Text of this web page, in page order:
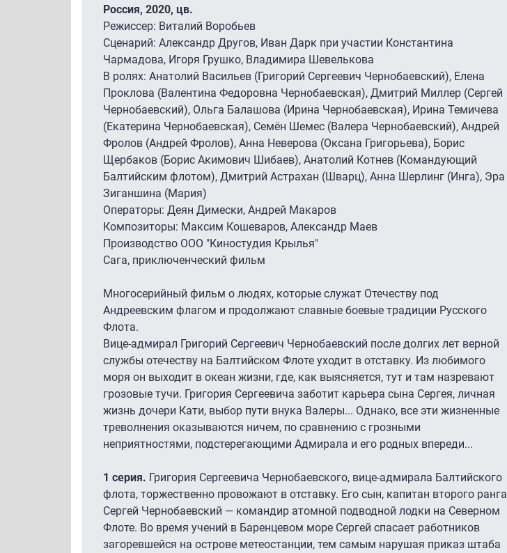
Россия, 2020, цв.
Режиссер: Виталий Воробьев
Cценарий: Александр Другов, Иван Дарк при участии Константина
Чармадова, Игоря Грушко, Владимира Шевелькова
В ролях: Анатолий Васильев (Григорий Сергеевич Чернобаевский), Елена
Проклова (Валентина Федоровна Чернобаевская), Дмитрий Миллер (Cергей
Чернобаевский), Ольга Балашова (Ирина Чернобаевская), Ирина Темичева
(Екатерина Чернобаевская), Семён Шемес (Валера Чернобаевский), Андрей
Фролов (Андрей Фролов), Анна Неверова (Оксана Григорьева), Борис
Щербаков (Борис Акимович Шибаев), Анатолий Котнев (Командующий
Балтийским флотом), Дмитрий Астрахан (Шварц), Анна Шерлинг (Инга), Эра
Зиганшина (Мария)
Операторы: Деян Димески, Андрей Макаров
Композиторы: Максим Кошеваров, Александр Маев
Производство ООО "Киностудия Крылья"
Сага, приключенческий фильм
Многосерийный фильм о людях, которые служат Отечеству под
Андреевским флагом и продолжают славные боевые традиции Русского
Флота.
Вице-адмирал Григорий Сергеевич Чернобаевский после долгих лет верной
службы отечеству на Балтийском Флоте уходит в отставку. Из любимого
моря он выходит в океан жизни, где, как выясняется, тут и там назревают
грозовые тучи. Григория Сергеевича заботит карьера сына Сергея, личная
жизнь дочери Кати, выбор пути внука Валеры... Однако, все эти жизненные
треволнения оказываются ничем, по сравнению с грозными
неприятностями, подстерегающими Адмирала и его родных впереди...
1 серия. Григория Сергеевича Чернобаевского, вице-адмирала Балтийского
флота, торжественно провожают в отставку. Его сын, капитан второго ранга
Сергей Чернобаевский — командир атомной подводной лодки на Северном
Флоте. Во время учений в Баренцевом море Сергей спасает работников
загоревшейся на острове метеостанции, тем самым нарушая приказ штаба